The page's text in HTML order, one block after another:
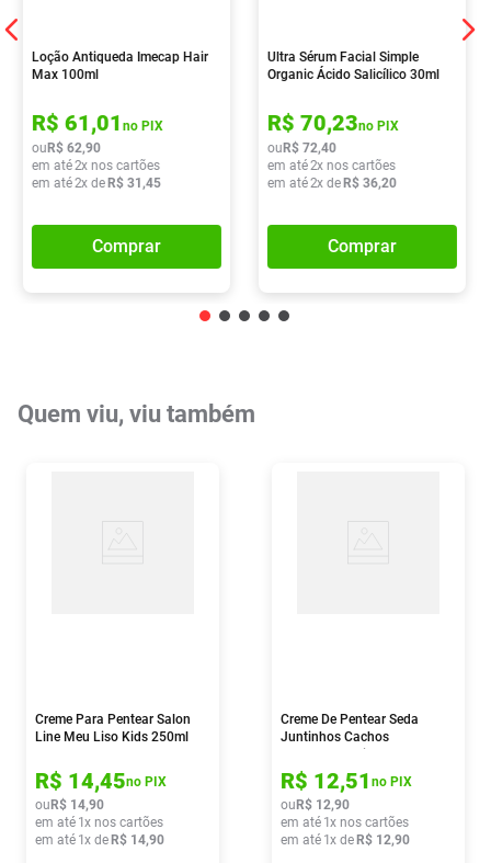
Loção Antiqueda Imecap Hair
Max 100ml
R$ 61,01 no PIX
ou R$ 62,90
em até2x nos cartões
em até2x de R$ 31 ,45
Comprar
Ultra Sérum Facial Simple
Organic Ácido Salicílico 30ml
R$ 70,23no PIX
ou R$ 72,40
em até2x nos cartões
em até2x de R$ 36,20
Comprar
Quem viu, viu também
Creme Para Pentear Salon
Line Meu Liso Kids 250ml
R$ 14,45no PIX
ou R$ 14,90
em até 1x nos cartões
em até 1x de R$ 14,90
Creme De Pentear Seda
Juntinhos Cachos
R$ 12,51 no PIX
ou R$ 12,90
em até 1x nos cartões
em até 1x de R$ 12,90